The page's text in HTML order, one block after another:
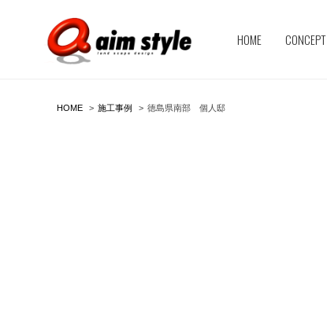
HOME CONCEPT
HOME 施工事例 徳島県南部 個人邸